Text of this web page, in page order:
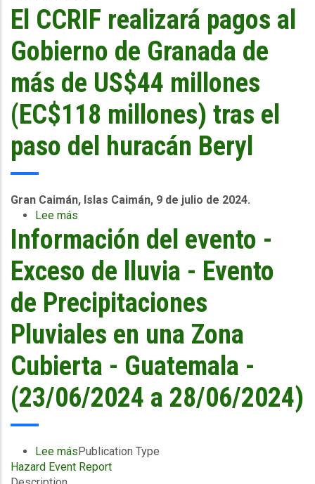
empresa
servicios
aguas
Granada
recibe
US$2,2
millones
-
13
julio
2024
El CCRIF realizará pagos al
Gobierno de Granada de
más de US$44 millones
(EC$118 millones) tras el
paso del huracán Beryl
Gran Caimán, Islas Caimán, 9 de julio de 2024.
Lee más
El
CCRIF
realizará
pagos
Gobierno
de
Granada
de
más
de
US$44
millones)
tras
Información del evento -
Exceso de lluvia - Evento
de Precipitaciones
Pluviales en una Zona
Cubierta - Guatemala -
(23/06/2024 a 28/06/2024)
Lee mássobre
Información
Publication Type
Hazard Event Report